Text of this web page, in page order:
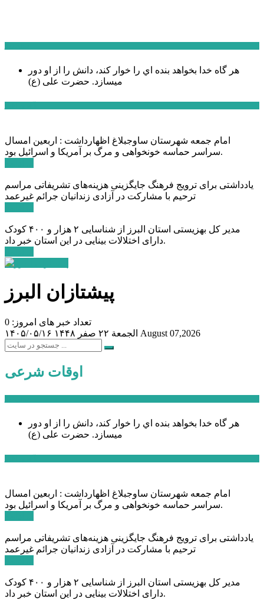
هر گاه خدا بخواهد بنده اي را خوار كند، دانش را از او دور
میسازد. حضرت علی (ع)
امام جمعه شهرستان ساوجبلاغ اظهارداشت : اربعین امسال
سراسر حماسه خونخواهی و مرگ بر آمریکا و اسرائیل بود.
یادداشتی برای ترویج فرهنگ جایگزینی هزینه‌های تشریفاتی مراسم
ترحیم با مشارکت در آزادی زندانیان جرائم غیرعمد
مدیر کل بهزیستی استان البرز از شناسایی ۲ هزار و ۴۰۰ کودک
دارای اختلالات بینایی در این استان خبر داد.
پیشتازان البرز
تعداد خبر های امروز: 0
۱۴۰۵/۰۵/۱۶
الجمعة ۲۲ صفر ۱۴۴۸ August 07,2026
اوقات شرعی
هر گاه خدا بخواهد بنده اي را خوار كند، دانش را از او دور
میسازد. حضرت علی (ع)
امام جمعه شهرستان ساوجبلاغ اظهارداشت : اربعین امسال
سراسر حماسه خونخواهی و مرگ بر آمریکا و اسرائیل بود.
یادداشتی برای ترویج فرهنگ جایگزینی هزینه‌های تشریفاتی مراسم
ترحیم با مشارکت در آزادی زندانیان جرائم غیرعمد
مدیر کل بهزیستی استان البرز از شناسایی ۲ هزار و ۴۰۰ کودک
دارای اختلالات بینایی در این استان خبر داد.